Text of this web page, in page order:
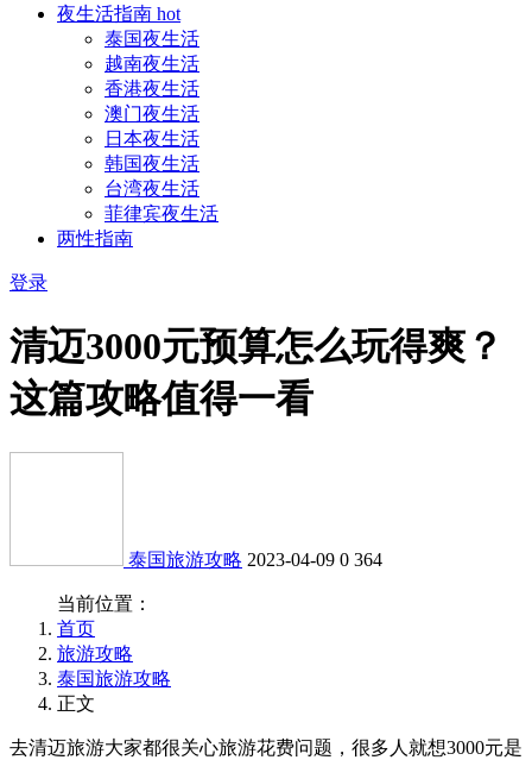
夜生活指南 hot
泰国夜生活
越南夜生活
香港夜生活
澳门夜生活
日本夜生活
韩国夜生活
台湾夜生活
菲律宾夜生活
两性指南
登录
清迈3000元预算怎么玩得爽？
这篇攻略值得一看
泰国旅游攻略 2023-04-09 0 364
当前位置：
首页
旅游攻略
泰国旅游攻略
正文
去清迈旅游大家都很关心旅游花费问题，很多人就想3000元是